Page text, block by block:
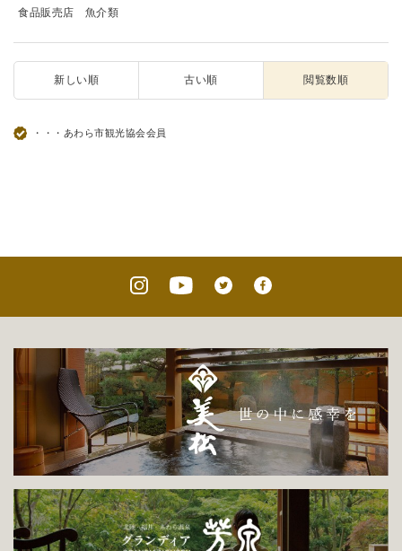
食品販売店
魚介類
新しい順 古い順 閲覧数順
・・・あわら市観光協会会員